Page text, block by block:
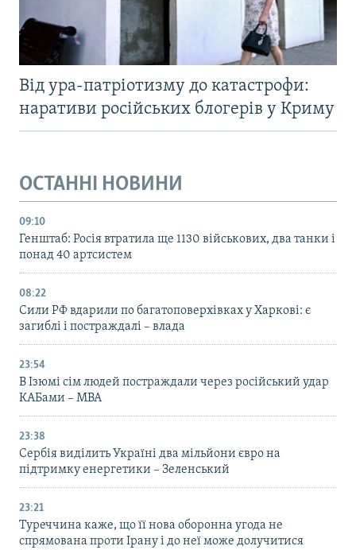
Від ура-патріотизму до катастрофи:
наративи російських блогерів у Криму
ОСТАННІ НОВИНИ
09:10
Генштаб: Росія втратила ще 1130 військових, два танки і
понад 40 артсистем
08:22
Сили РФ вдарили по багатоповерхівках у Харкові: є
загиблі і постраждалі – влада
23:54
В Ізюмі сім людей постраждали через російський удар
КАБами – МВА
23:38
Сербія виділить Україні два мільйони євро на
підтримку енергетики – Зеленський
23:21
Туреччина каже, що її нова оборонна угода не
спрямована проти Ірану і до неї може долучитися